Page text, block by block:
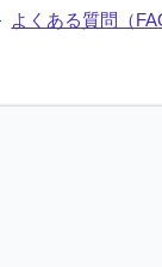
よくある質問（